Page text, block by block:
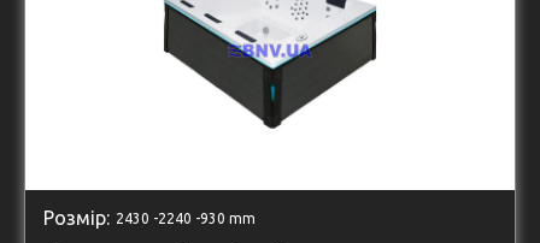
Розмір: 2430 -2240 -930 mm